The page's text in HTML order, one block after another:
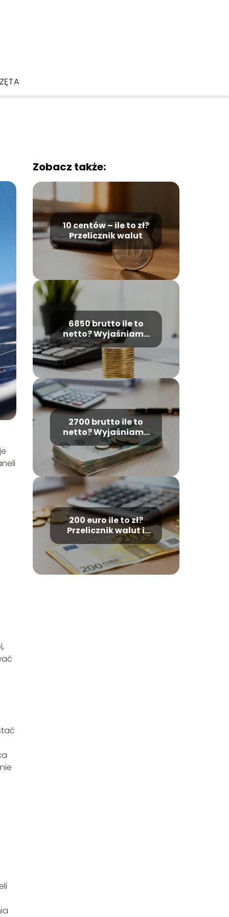
Zobacz także:
10 centów – ile to zł?
Przelicznik walut
6850 brutto ile to
netto? Wyjaśniamy
obliczenia płacowe
2700 brutto ile to
netto? Wyjaśniamy
wyliczenia pensji
200 euro ile to zł?
Przelicznik walut i
kurs wymiany